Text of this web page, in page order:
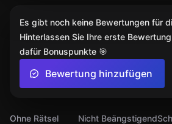
Ohne Rätsel
Nicht Beängstigend
Es gibt noch keine Bewertungen für
Hinterlassen Sie Ihre erste
dafür Bonuspunkte 🎯
Bewertung hinzufügen